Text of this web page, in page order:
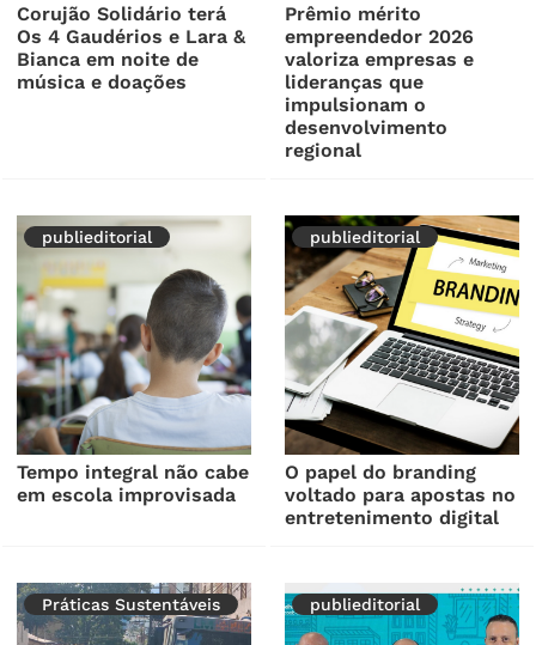
Corujão Solidário terá
Os 4 Gaudérios e Lara &
Bianca em noite de
música e doações
Prêmio mérito
empreendedor 2026
valoriza empresas e
lideranças que
impulsionam o
desenvolvimento
regional
publieditorial
Tempo integral não cabe
em escola improvisada
publieditorial
O papel do branding
voltado para apostas no
entretenimento digital
Práticas Sustentáveis publieditorial